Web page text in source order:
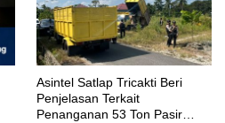
Asintel Satlap Tricakti Beri
Penjelasan Terkait
Penanganan 53 Ton Pasir